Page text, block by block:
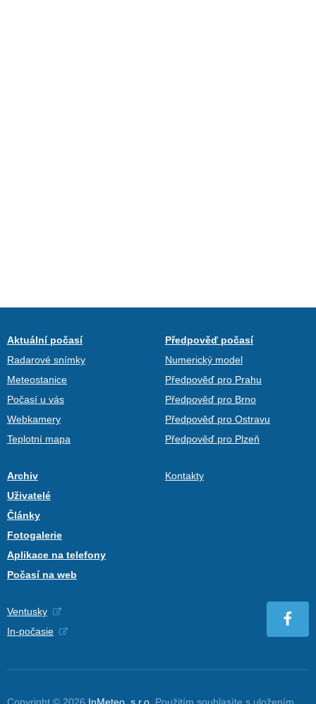
Aktuální počasí
Radarové snímky
Meteostanice
Počasí u vás
Webkamery
Teplotní mapa
Předpověď počasí
Numerický model
Předpověď pro Prahu
Předpověď pro Brno
Předpověď pro Ostravu
Předpověď pro Plzeň
Archiv
Uživatelé
Články
Fotogalerie
Aplikace na telefony
Počasí na web
Kontakty
Ventusky
In-počasie
Copyright © 2026 InMeteo, s.r.o. Použitím souhlasíte s uložením